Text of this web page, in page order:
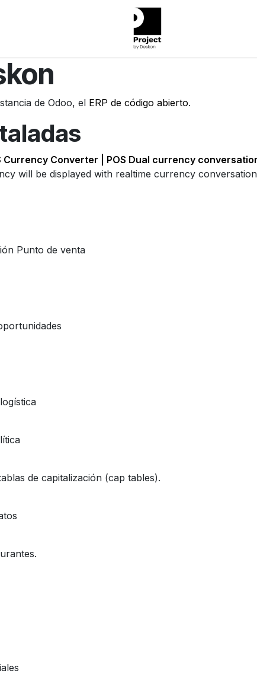
de Odoo, el ERP de código abierto.
Currency Converter | POS Dual currency
will be displayed with realtime currency
Punto de venta
de capitalización (cap tables).